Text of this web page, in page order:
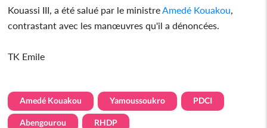
Kouassi III, a été salué par le ministreAmedé Kouakou,
contrastant avec les manœuvres qu'il a dénoncées.
TK Emile
Amedé Kouakou Yamoussoukro PDCI
Abengourou RHDP